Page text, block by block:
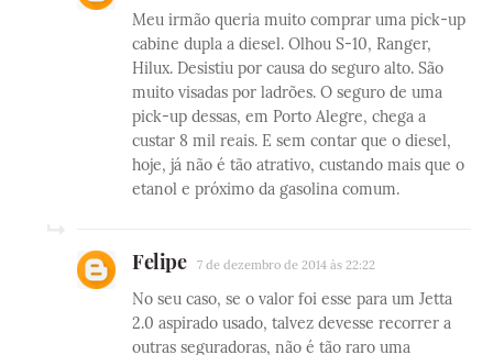
Meu irmão queria muito comprar uma pick-up
cabine dupla a diesel. Olhou S-10, Ranger,
Hilux. Desistiu por causa do seguro alto. São
muito visadas por ladrões. O seguro de uma
pick-up dessas, em Porto Alegre, chega a
custar 8 mil reais. E sem contar que o diesel,
hoje, já não é tão atrativo, custando mais que o
etanol e próximo da gasolina comum.
Felipe 7 de dezembro de 2014 às 22:22
No seu caso, se o valor foi esse para um Jetta
2.0 aspirado usado, talvez devesse recorrer a
outras seguradoras, não é tão raro uma